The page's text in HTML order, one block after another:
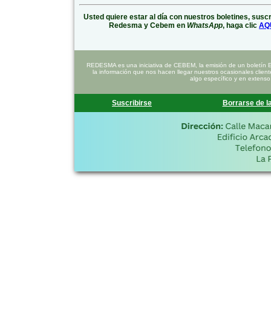
Usted quiere estar al día con nuestros boletines,
Redesma y Cebem en WhatsApp, haga clic
REDESMA es una iniciativa de CEBEM, la emisión de un
la información que nos hacen llegar nuestros ocasionales
algo específico y en
Suscribirse Borrarse de